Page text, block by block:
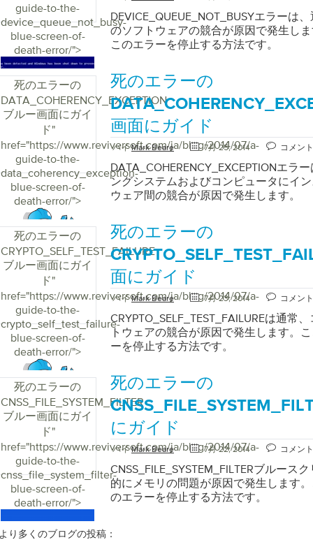
ールします。後でコンピュータを再起
外しと取り付けは、すべてのファイル
するソリューションでもあります。モ
ストールした後、リモートアクセスサ
guide-to-the-
device_queue_not_busy-
blue-screen-of-
death-error/">
DEVICE_QUEUE_NOT_BUSYエラーは
のソフトウェアの競合が原因で発生し
このエラーを停止する方法です。
死のエラーの
DATA_COHERENCY_EXCEPTION
ブルー画面にガイ
ド"
href="https://www.reviversoft.com/ja/blog/2014/07/a-
guide-to-the-
data_coherency_exception-
blue-screen-of-
death-error/">
死のエラーの
画面にガイド
バイMark Beare 7月 25, 2014 コメン
DATA_COHERENCY_EXCEPTIONエラ
ングシステムおよびコンピュータにイ
ウェア間の競合が原因で発生します。
死のエラーの
CRYPTO_SELF_TEST_FAILURE
ブルー画面にガイ
ド"
href="https://www.reviversoft.com/ja/blog/2014/07/a-
guide-to-the-
crypto_self_test_failure-
blue-screen-of-
death-error/">
死のエラーの
面にガイド
バイMark Beare 7月 23, 2014 コメン
CRYPTO_SELF_TEST_FAILUREは通常
トウェアの競合が原因で発生します。
ーを停止する方法です。
死のエラーの
CNSS_FILE_SYSTEM_FILTER
ブルー画面にガイ
ド"
href="https://www.reviversoft.com/ja/blog/2014/07/a-
guide-to-the-
cnss_file_system_filter-
blue-screen-of-
death-error/">
死のエラーの
にガイド
バイMark Beare 7月 22, 2014 コメン
CNSS_FILE_SYSTEM_FILTERブルース
的にメモリの問題が原因で発生します
のエラーを停止する方法です。
り多くのブログの投稿：